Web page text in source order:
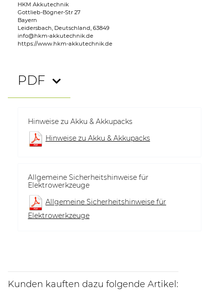
HKM Akkutechnik
Gottlieb-Bögner-Str 27
Bayern
Leidersbach, Deutschland, 63849
info@hkm-akkutechnik.de
https://www.hkm-akkutechnik.de
PDF
Hinweise zu Akku & Akkupacks
Hinweise zu Akku & Akkupacks
Allgemeine Sicherheitshinweise für
Elektrowerkzeuge
Allgemeine Sicherheitshinweise für
Elektrowerkzeuge
Kunden kauften dazu folgende Artikel: